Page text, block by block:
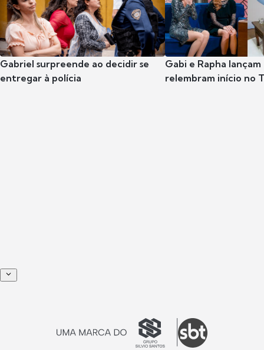
Gabriel surpreende ao decidir se
entregar à polícia
Gabi e Rapha
relembram início no